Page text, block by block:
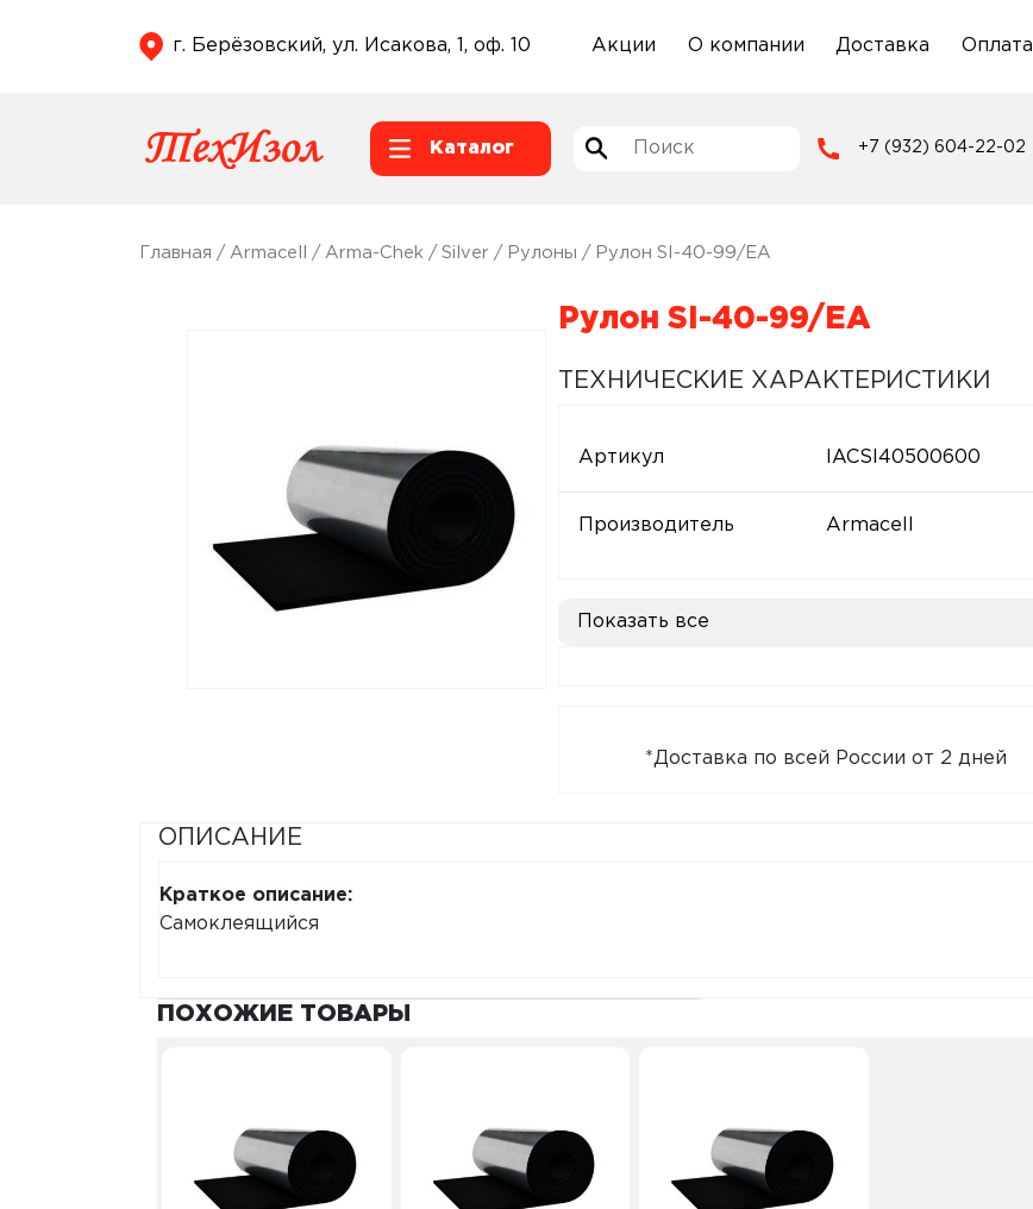
г. Берёзовский, ул. Исакова, 1, оф. 10 Акции О компании Доставка Оплата
Каталог +7 (932) 604-22-02
Главная / Armacell / Arma-Chek / Silver / Рулоны / Рулон SI-40-99/EA
Рулон SI-40-99/EA
ТЕХНИЧЕСКИЕ ХАРАКТЕРИСТИКИ
Артикул IACSI40500600
Производитель Armacell
Показать все
*Доставка по всей России от 2 дней
ОПИСАНИЕ
Краткое описание:
Самоклеящийся
ПОХОЖИЕ ТОВАРЫ